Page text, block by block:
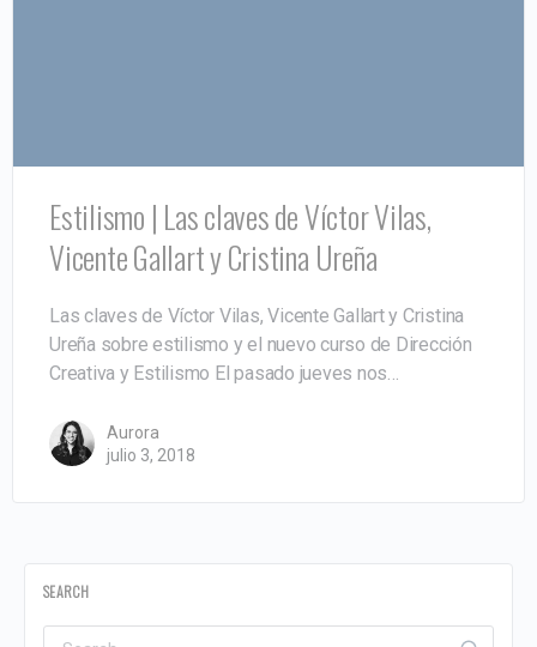
Estilismo | Las claves de Víctor Vilas,
Vicente Gallart y Cristina Ureña
Las claves de Víctor Vilas, Vicente Gallart y Cristina
Ureña sobre estilismo y el nuevo curso de Dirección
Creativa y Estilismo El pasado jueves nos…
Aurora
julio 3, 2018
SEARCH